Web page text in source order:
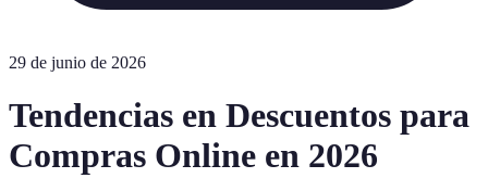
29 de junio de 2026
Tendencias en Descuentos para
Compras Online en 2026